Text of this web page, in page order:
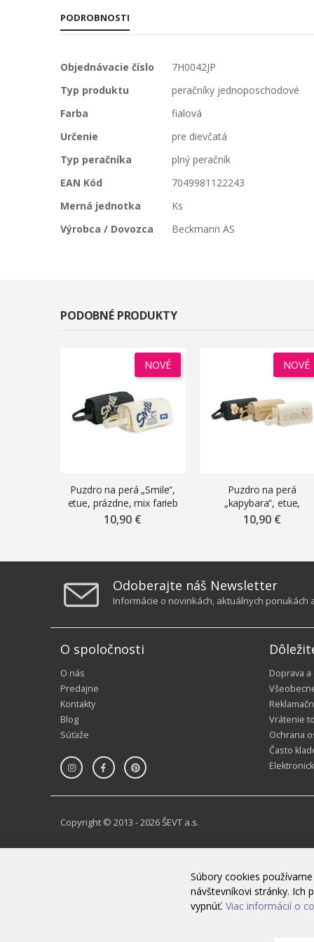
PODROBNOSTI
Viac
Objednávacie číslo
7H0042JP
Typ produktu
peračníky jednoposchodové
Farba
fialová
Určenie
pre dievčatá
Typ peračníka
plný peračník
EAN Kód
7049981122243
Merná jednotka
Ks
Výrobca / Dovozca
Beckmann AS
PODOBNÉ PRODUKTY
NOVÉ
Puzdro na perá „Smile“,
etue, prázdne, mix farieb
10,90 €
NOVÉ
Puzdro na perá
„kapybara“, etue,
prázdne, mix farieb
10,90 €
Odoberajte náš Newsletter
Informácie o novinkách, aktuálnych ponukách
O spoločnosti
O nás
Predajne
Kontakty
Blog
Súťaže
Doprava
Vrátenie
Ochrana
Často
Copyright © 2013 - 2026 ŠEVT a.s.
Súbory cookies
návštevníkovi stránky. Ich
vypnúť. Viac informácií o